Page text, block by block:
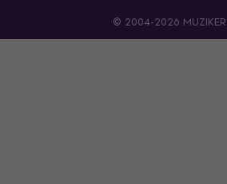
© 2004-2026